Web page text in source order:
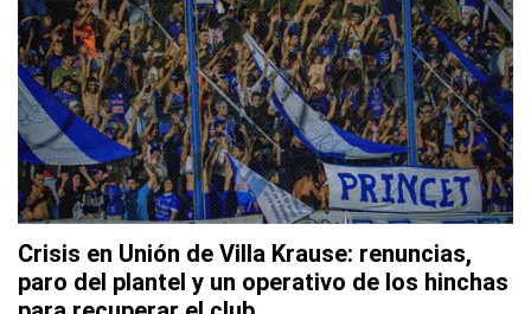
Crisis en Unión de Villa Krause: renuncias,
paro del plantel y un operativo de los hinchas